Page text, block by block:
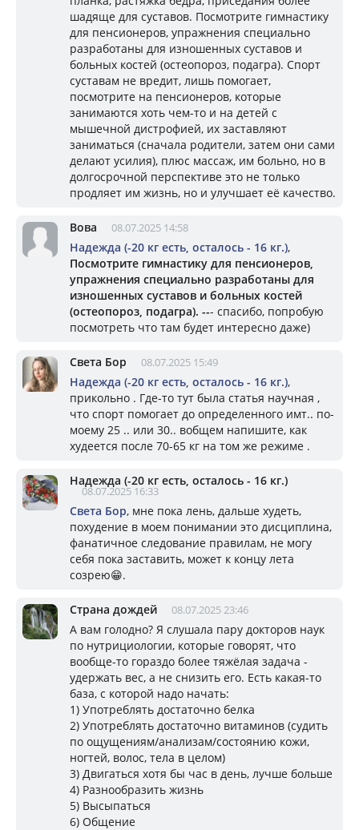
шадяще для суставов. Посмотрите гимнастику
для пенсионеров, упражнения специально
разработаны для изношенных суставов и
больных костей (остеопороз, подагра). Спорт
суставам не вредит, лишь помогает,
посмотрите на пенсионеров, которые
занимаются хоть чем-то и на детей с
мышечной дистрофией, их заставляют
заниматься (сначала родители, затем они сами
делают усилия), плюс массаж, им больно, но в
долгосрочной перспективе это не только
продляет им жизнь, но и улучшает её качество.
Вова 08.07.2025 14:58
Надежда (-20 кг есть, осталось - 16 кг.),
Посмотрите гимнастику для пенсионеров,
упражнения специально разработаны для
изношенных суставов и больных костей
(остеопороз, подагра). --- спасибо, попробую
посмотреть что там будет интересно даже)
Света Бор 08.07.2025 15:49
Надежда (-20 кг есть, осталось - 16 кг.),
прикольно . Где-то тут была статья научная ,
что спорт помогает до определенного имт.. по-
моему 25 .. или 30.. вобщем напишите, как
худеется после 70-65 кг на том же режиме .
Надежда (-20 кг есть, осталось - 16 кг.)
08.07.2025 16:33
Света Бор, мне пока лень, дальше худеть,
похудение в моем понимании это дисциплина,
фанатичное следование правилам, не могу
себя пока заставить, может к концу лета
созрею😁.
Страна дождей 08.07.2025 23:46
А вам голодно? Я слушала пару докторов наук
по нутрициологии, которые говорят, что
вообще-то гораздо более тяжёлая задача -
удержать вес, а не снизить его. Есть какая-то
база, с которой надо начать:
1) Употреблять достаточно белка
2) Употреблять достаточно витаминов (судить
по ощущениям/анализам/состоянию кожи,
ногтей, волос, тела в целом)
3) Двигаться хотя бы час в день, лучше больше
4) Разнообразить жизнь
5) Высыпаться
6) Общение